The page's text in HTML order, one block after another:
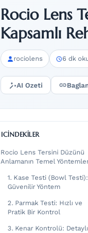
Rocio Lens
Kapsamlı
rociolens 6 dk
AI Ozeti
ICINDEKILER
Rocio Lens Tersini Düzünü
Anlamanın Temel
1. Kase Testi (Bowl
Güvenilir Yöntem
2. Parmak Testi: Hızlı ve
Pratik Bir Kontrol
3. Kenar Kontrolü: